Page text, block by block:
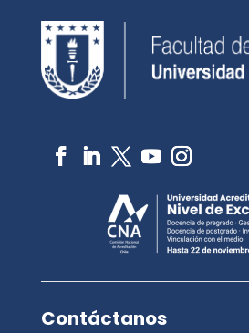
Contáctanos